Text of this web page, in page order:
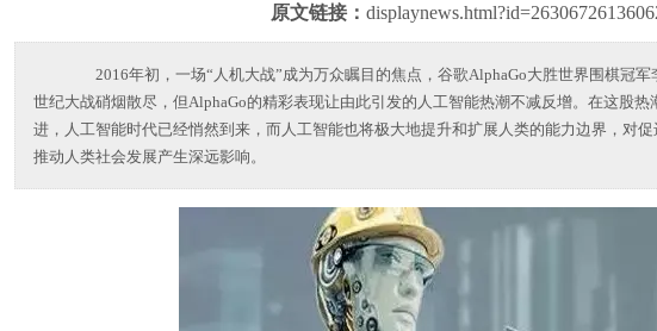
原文链接：
2016年初，一场“人机大战”成为万众瞩目的焦点，谷歌AlphaGo大胜世界围棋冠军
世纪大战硝烟散尽，但AlphaGo的精彩表现让由此引发的人工智能热潮不减反增。在这股
进，人工智能时代已经悄然到来，而人工智能也将极大地提升和扩展人类的能力边界，对
推动人类社会发展产生深远影响。